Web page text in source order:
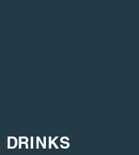
DRINKS